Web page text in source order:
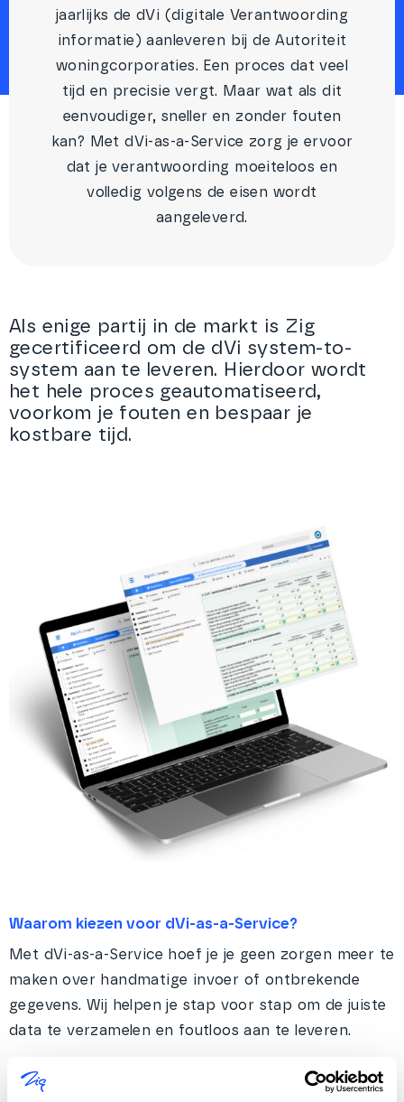
jaarlijks de dVi (digitale Verantwoording
informatie) aanleveren bij de Autoriteit
woningcorporaties. Een proces dat veel
tijd en precisie vergt. Maar wat als dit
eenvoudiger, sneller en zonder fouten
kan? Met dVi-as-a-Service zorg je ervoor
dat je verantwoording moeiteloos en
volledig volgens de eisen wordt
aangeleverd.
Als enige partij in de markt is Zig
gecertificeerd om de dVi system-to-
system aan te leveren. Hierdoor wordt
het hele proces geautomatiseerd,
voorkom je fouten en bespaar je
kostbare tijd.
Waarom kiezen voor dVi-as-a-Service?
Met dVi-as-a-Service hoef je je geen zorgen meer te
maken over handmatige invoer of ontbrekende
gegevens. Wij helpen je stap voor stap om de juiste
data te verzamelen en foutloos aan te leveren.
Volledig geautomatiseerde system-to-system